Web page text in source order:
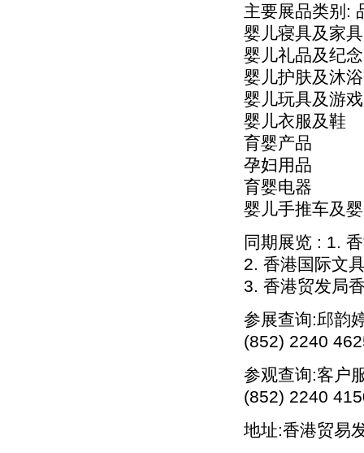
主要展品类别:
婴儿寝具及家具
婴儿礼品及纪
婴儿护肤及沐
婴儿玩具及游
婴儿衣服及鞋
育婴产品
孕妇用品
育婴电器
婴儿手推车及
同期展览 : 1.
2. 香港国际文
3. 香港贸发局
参展查询:邱韵
(852) 2240
参观查询:客户
(852) 2240
地址:香港贸易